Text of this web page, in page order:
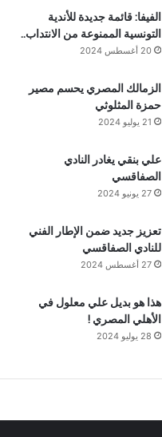
الفيفا: قائمة جديدة للأندية
التونسية الممنوعة من الانتداب..
20 أغسطس 2024
الزمالك المصري يحسم مصير
حمزة المثلوثي
21 يوليو 2024
علي بنقي يغادر النادي
الصفاقسي
27 يونيو 2024
تعزيز جديد ضمن الإطار الفني
للنادي الصفاقسي
27 أغسطس 2024
هذا هو بديل علي معلول في
الأهلي المصري !
28 يوليو 2024